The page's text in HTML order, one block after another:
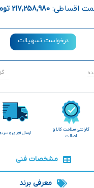
اقساطی:217,258,980
درخواست تسهیلات
گارانتی سلامت کالا و
اصالت
ارسال فوری و
مشخصات فنی
معرفی برند